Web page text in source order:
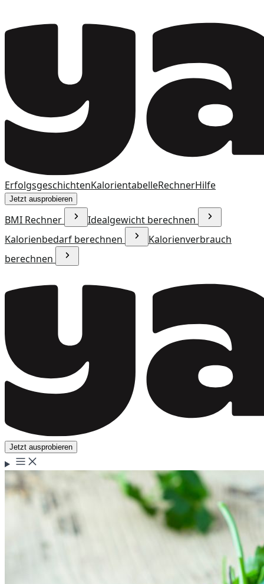
ErfolgsgeschichtenKalorientabelleRechnerHilfe
Jetzt ausprobieren
BMI Rechner
Idealgewicht berechnen
Kalorienbedarf berechnen
Kalorienverbrauch
berechnen
Jetzt ausprobieren